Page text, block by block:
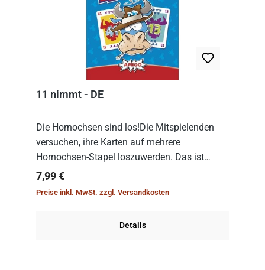
11 nimmt - DE
Die Hornochsen sind los!Die Mitspielenden
versuchen, ihre Karten auf mehrere
Hornochsen-Stapel loszuwerden. Das ist
kniffliger als gedacht, denn die Differenz
zwischen ausgespielter Karte und der
Regulärer Preis:
7,99 €
Preise inkl. MwSt. zzgl. Versandkosten
Details